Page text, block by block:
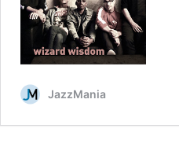
JazzMania